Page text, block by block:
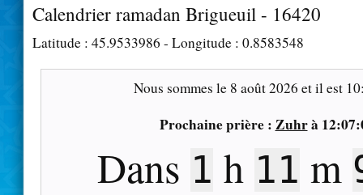
Calendrier ramadan Brigueuil - 16420
Latitude : 45.9533986 - Longitude : 0.8583548
Nous sommes le 8 août 2026 et il est
Prochaine prière : Zuhrà
Dans 1 h 11 m